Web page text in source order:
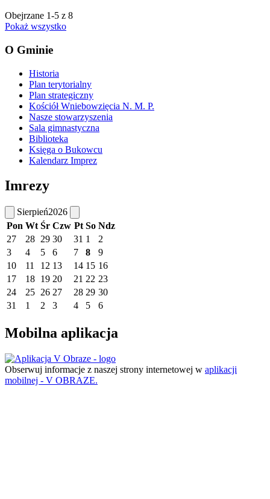
Obejrzane 1-5 z 8
Pokaż wszystko
O Gminie
Historia
Plan terytorialny
Plan strategiczny
Kościół Wniebowzięcia N. M. P.
Nasze stowarzyszenia
Sala gimnastyczna
Biblioteka
Księga o Bukowcu
Kalendarz Imprez
Imrezy
Sierpień2026
Pon Wt Śr Czw Pt So Ndz
27
28 29 30 31 1
2
3
4 5 6 7 8
9
10
11 12 13 14 15 16
17
18 19 20 21 22 23
24
25 26 27 28 29 30
31
1 2 3 4 5 6
Mobilna aplikacja
Obserwuj informacje z naszej strony internetowej w aplikacji
mobilnej - V OBRAZE.